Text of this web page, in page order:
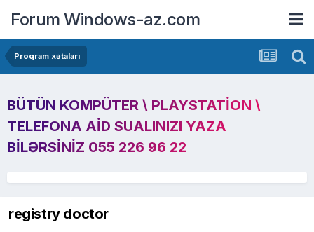
Forum Windows-az.com
Proqram xətaları
BÜTÜN KOMPÜTER \ PLAYSTATION \
TELEFONA AID SUALINIZI YAZA
BILƏRSINIZ 055 226 96 22
registry doctor